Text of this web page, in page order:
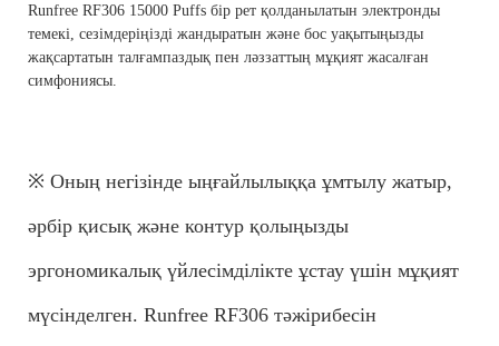
Runfree RF306 15000 Puffs бір рет қолданылатын электронды
темекі, сезімдеріңізді жандыратын және бос уақытыңызды
жақсартатын талғампаздық пен ләззаттың мұқият жасалған
симфониясы.
※ Оның негізінде ыңғайлылыққа ұмтылу жатыр,
әрбір қисық және контур қолыңызды
эргономикалық үйлесімділікте ұстау үшін мұқият
мүсінделген. Runfree RF306 тәжірибесін